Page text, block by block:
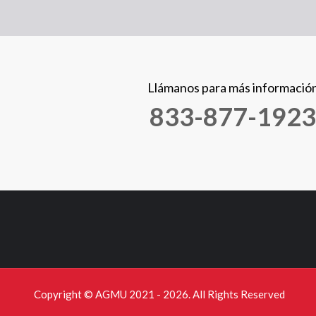
Llámanos para más
833-877-1923
Copyright © AGMU 2021 - 2026. All Rights Reserved